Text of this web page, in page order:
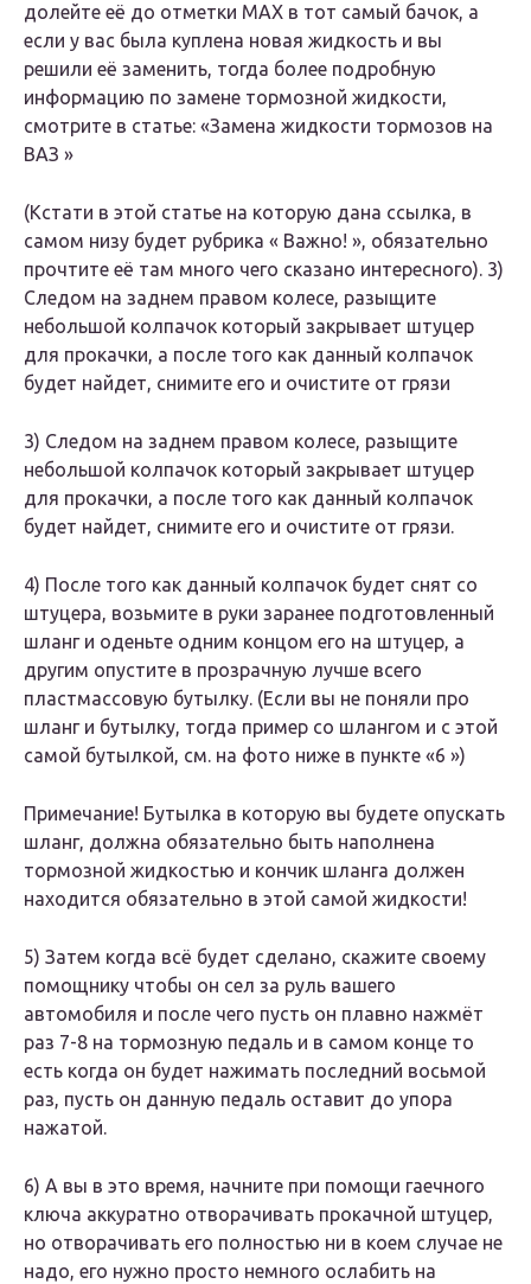
долейте её до отметки MAX в тот самый бачок, а
если у вас была куплена новая жидкость и вы
решили её заменить, тогда более подробную
информацию по замене тормозной жидкости,
смотрите в статье: «Замена жидкости тормозов на
ВАЗ »
(Кстати в этой статье на которую дана ссылка, в
самом низу будет рубрика « Важно! », обязательно
прочтите её там много чего сказано интересного). 3)
Следом на заднем правом колесе, разыщите
небольшой колпачок который закрывает штуцер
для прокачки, а после того как данный колпачок
будет найдет, снимите его и очистите от грязи
3) Следом на заднем правом колесе, разыщите
небольшой колпачок который закрывает штуцер
для прокачки, а после того как данный колпачок
будет найдет, снимите его и очистите от грязи.
4) После того как данный колпачок будет снят со
штуцера, возьмите в руки заранее подготовленный
шланг и оденьте одним концом его на штуцер, а
другим опустите в прозрачную лучше всего
пластмассовую бутылку. (Если вы не поняли про
шланг и бутылку, тогда пример со шлангом и с этой
самой бутылкой, см. на фото ниже в пункте «6 »)
Примечание! Бутылка в которую вы будете опускать
шланг, должна обязательно быть наполнена
тормозной жидкостью и кончик шланга должен
находится обязательно в этой самой жидкости!
5) Затем когда всё будет сделано, скажите своему
помощнику чтобы он сел за руль вашего
автомобиля и после чего пусть он плавно нажмёт
раз 7-8 на тормозную педаль и в самом конце то
есть когда он будет нажимать последний восьмой
раз, пусть он данную педаль оставит до упора
нажатой.
6) А вы в это время, начните при помощи гаечного
ключа аккуратно отворачивать прокачной штуцер,
но отворачивать его полностью ни в коем случае не
надо, его нужно просто немного ослабить на